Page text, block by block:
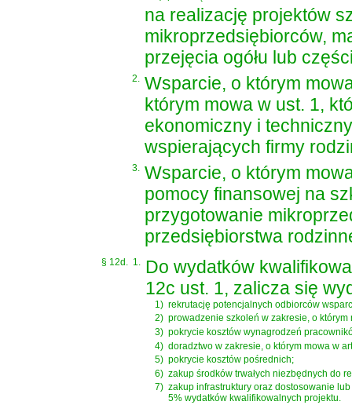
na realizację projektów
mikroprzedsiębiorców,
przejęcia ogółu lub
2. Wsparcie, o którym
którym mowa w ust. 1,
ekonomiczny i
wspierających firmy
3. Wsparcie, o którym
pomocy finansowej na
przygotowanie
przedsiębiorstwa
§ 12d. 1. Do wydatków
12c ust. 1, zalicza się
1) rekrutację potencjalnych odbiorców
2) prowadzenie szkoleń w zakresie, o
3) pokrycie kosztów wynagrodzeń
4) doradztwo w zakresie, o którym mowa w
5) pokrycie kosztów pośrednich;
6) zakup środków trwałych niezbędnych do
7) zakup infrastruktury oraz dostosowanie
5% wydatków kwalifikowalnych projektu.